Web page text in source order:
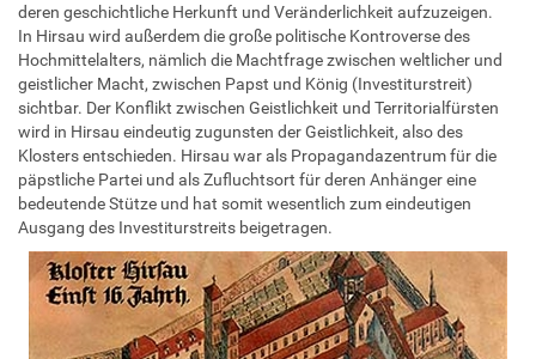
deren geschichtliche Herkunft und Veränderlichkeit aufzuzeigen.
In Hirsau wird außerdem die große politische Kontroverse des
Hochmittelalters, nämlich die Machtfrage zwischen weltlicher und
geistlicher Macht, zwischen Papst und König (Investiturstreit)
sichtbar. Der Konflikt zwischen Geistlichkeit und Territorialfürsten
wird in Hirsau eindeutig zugunsten der Geistlichkeit, also des
Klosters entschieden. Hirsau war als Propagandazentrum für die
päpstliche Partei und als Zufluchtsort für deren Anhänger eine
bedeutende Stütze und hat somit wesentlich zum eindeutigen
Ausgang des Investiturstreits beigetragen.